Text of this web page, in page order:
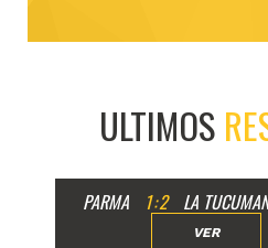
ULTIMOS
PARMA 1:2 LA TUCUMAN
VER